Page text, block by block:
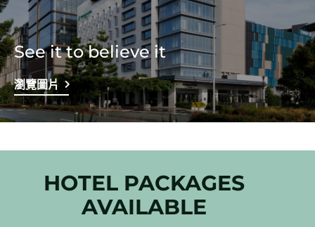
See it to believe it
瀏覽圖片
HOTEL PACKAGES
AVAILABLE